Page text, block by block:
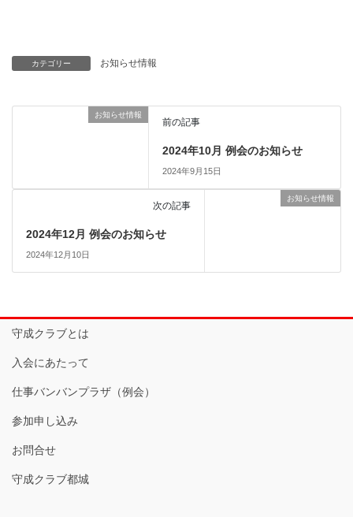
カテゴリー お知らせ情報
お知らせ情報
前の記事
2024年10月 例会のお知らせ
2024年9月15日
お知らせ情報
次の記事
2024年12月 例会のお知らせ
2024年12月10日
守成クラブとは
入会にあたって
仕事バンバンプラザ（例会）
参加申し込み
お問合せ
守成クラブ都城